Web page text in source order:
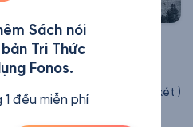
)
Nền Dân Trị Mỹ
Alexis de Tocqueville
Nhận xét )
Sách nói
Tri Thức
Fonos.
đều miễn phí